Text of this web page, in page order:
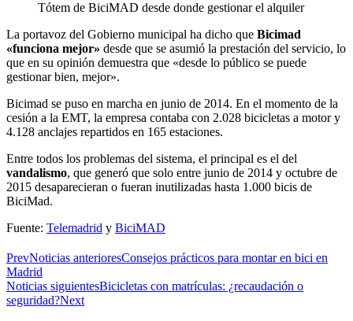
Tótem de BiciMAD desde donde gestionar el alquiler
La portavoz del Gobierno municipal ha dicho que Bicimad
«funciona mejor» desde que se asumió la prestación del servicio, lo
que en su opinión demuestra que «desde lo público se puede
gestionar bien, mejor».
Bicimad se puso en marcha en junio de 2014. En el momento de la
cesión a la EMT, la empresa contaba con 2.028 bicicletas a motor y
4.128 anclajes repartidos en 165 estaciones.
Entre todos los problemas del sistema, el principal es el del
vandalismo, que generó que solo entre junio de 2014 y octubre de
2015 desaparecieran o fueran inutilizadas hasta 1.000 bicis de
BiciMad.
Fuente: Telemadrid y BiciMAD
PrevNoticias anterioresConsejos prácticos para montar en bici en
Madrid
Noticias siguientesBicicletas con matrículas: ¿recaudación o
seguridad?Next